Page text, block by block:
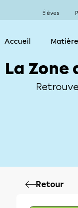
Élèves
Accueil
La
Retour